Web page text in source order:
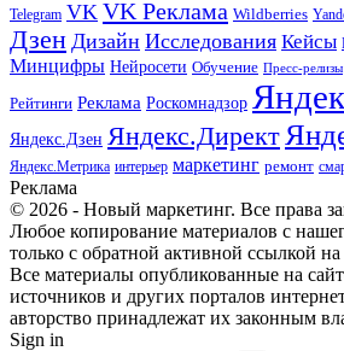
Telegram VK VK Реклама Wildberries
Дзен Дизайн Исследования Кейсы
Минцифры Нейросети Обучение Пресс-релизы
Рейтинги Реклама Роскомнадзор
Яндекс.Дзен Яндекс.Директ
Яндекс.Метрика интерьер маркетинг ремонт
Реклама
© 2026 - Новый маркетинг. Все права
Любое копирование материалов с
только с обратной активной ссылкой на
Все материалы опубликованные на
источников и других порталов
авторство принадлежат их законным
Sign in